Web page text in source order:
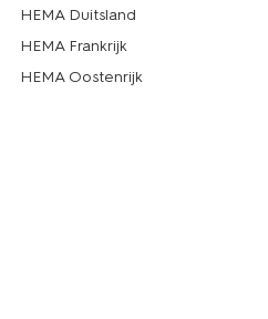
HEMA Duitsland
HEMA Frankrijk
HEMA Oostenrijk